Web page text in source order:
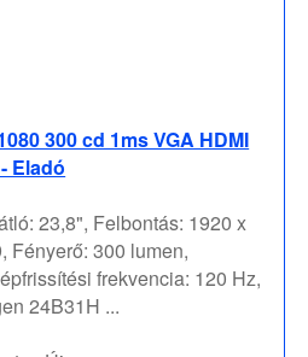
300 cd 1ms VGA HDMI
Eladó
23,8", Felbontás: 1920 x
Fényerő: 300 lumen,
frekvencia: 120 Hz,
24B31H ...